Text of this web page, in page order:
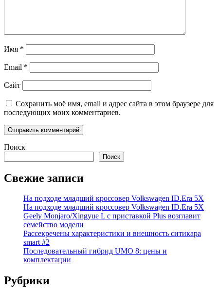
Имя *
Email *
Сайт
Сохранить моё имя, email и адрес сайта в этом браузере для
последующих моих комментариев.
Поиск
Поиск
Свежие записи
На подходе младший кроссовер Volkswagen ID.Era 5X
На подходе младший кроссовер Volkswagen ID.Era 5X
Geely Monjaro/Xingyue L с приставкой Plus возглавит
семейство модели
Рассекречены характеристики и внешность ситикара
smart #2
Последовательный гибрид UMO 8: цены и
комплектации
Рубрики